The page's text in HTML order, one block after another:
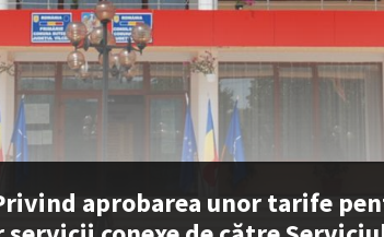
Privind aprobarea unor tarife